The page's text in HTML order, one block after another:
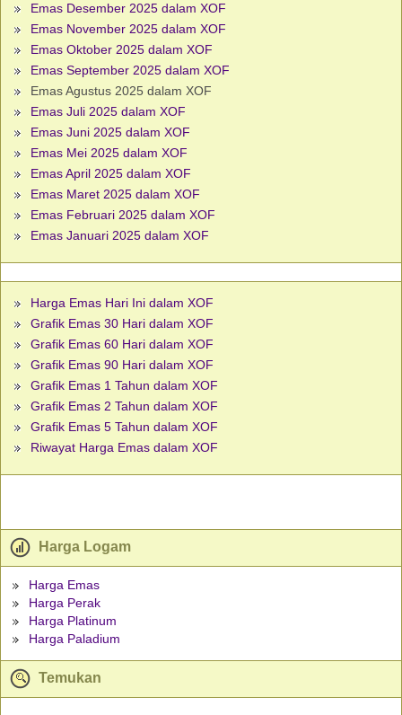
Emas Desember 2025 dalam XOF
Emas November 2025 dalam XOF
Emas Oktober 2025 dalam XOF
Emas September 2025 dalam XOF
Emas Agustus 2025 dalam XOF
Emas Juli 2025 dalam XOF
Emas Juni 2025 dalam XOF
Emas Mei 2025 dalam XOF
Emas April 2025 dalam XOF
Emas Maret 2025 dalam XOF
Emas Februari 2025 dalam XOF
Emas Januari 2025 dalam XOF
Harga Emas Hari Ini dalam XOF
Grafik Emas 30 Hari dalam XOF
Grafik Emas 60 Hari dalam XOF
Grafik Emas 90 Hari dalam XOF
Grafik Emas 1 Tahun dalam XOF
Grafik Emas 2 Tahun dalam XOF
Grafik Emas 5 Tahun dalam XOF
Riwayat Harga Emas dalam XOF
Harga Logam
Harga Emas
Harga Perak
Harga Platinum
Harga Paladium
Temukan